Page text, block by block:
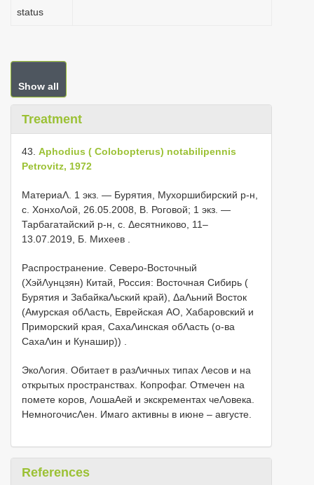
status
Show all
Treatment
43. Aphodius ( Colobopterus) notabilipennis
Petrovitz, 1972
МатериаΛ. 1 экз. — Бурятия, Мухоршибирский р-н,
c. ХонхоΛой, 26.05.2008, В. Роговой; 1 экз. —
Тарбагатайский р-н, с. Δесятниково, 11–
13.07.2019, Б. Михеев
Распространение. Северо-Восточный
(ХэйΛунцзян) Китай, Россия: Восточная Сибирь (
Бурятия и ЗабайкаΛьский край), ΔаΛьний Восток
(Амурская обΛасть, Еврейская АО, Хабаровский и
Приморский края, СахаΛинская обΛасть (о-ва
СахаΛин и Кунашир))
ЭкоΛогия. Обитает в разΛичных типах Λесов и на
открытых пространствах. Копрофаг. Отмечен на
помете коров, ΛошаΑей и экскрементах чеΛовека.
НемногочисΛен. Имаго активны в июне – августе.
References